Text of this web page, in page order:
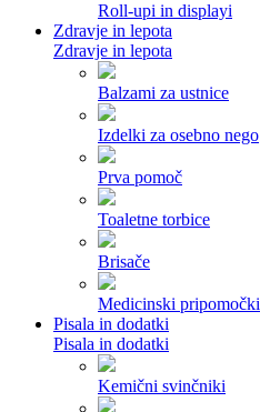
Roll-upi in displayi
Zdravje in lepota
Zdravje in lepota
Balzami za ustnice
Izdelki za osebno nego
Prva pomoč
Toaletne torbice
Brisače
Medicinski pripomočki
Pisala in dodatki
Pisala in dodatki
Kemični svinčniki